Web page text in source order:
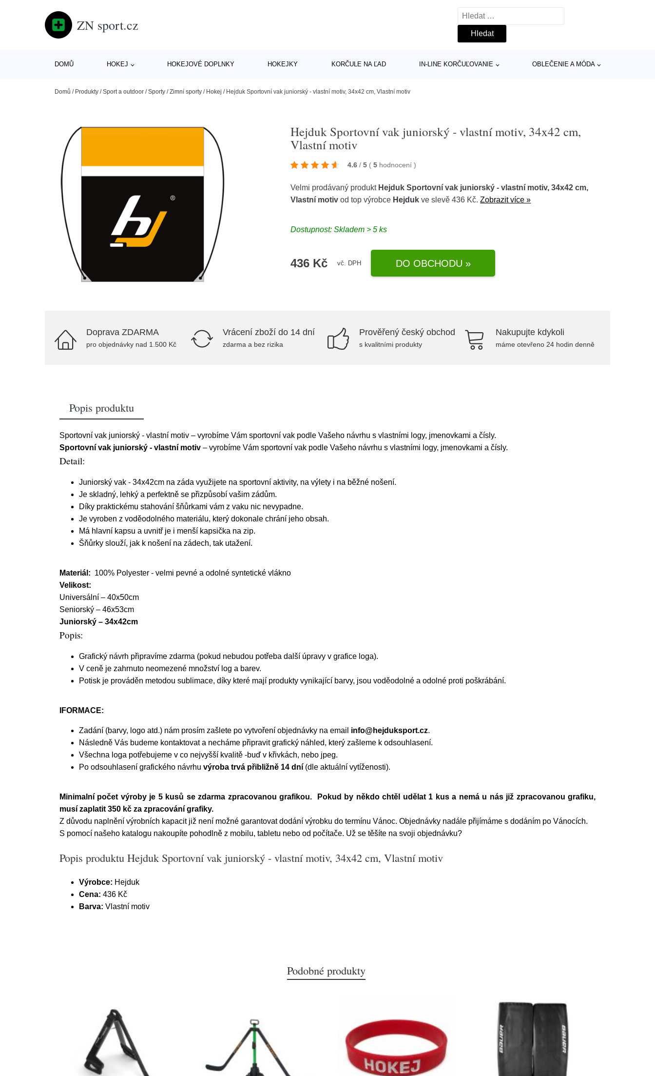
ZN sport.cz
Vyhledávání
DOMŮ HOKEJ HOKEJOVÉ DOPLNKY HOKEJKY KORČULE NA ĽAD IN-LINE KORČUĽOVANIE OBLEČENIE A MÓDA
Domů / Produkty /Sport a outdoor /Sporty /Zimní sporty / Hokej / Hejduk Sportovní vak juniorský - vlastní motiv, 34x42 cm, Vlastní motiv
Hejduk Sportovní vak juniorský - vlastní motiv, 34x42 cm,
Vlastní motiv
4.6 / 5 ( 5 hodnocení)
Velmi prodávaný produkt Hejduk Sportovní vak juniorský - vlastní motiv, 34x42 cm,
Vlastní motiv od top výrobce Hejduk ve slevě 436 Kč.Zobrazit více »
Dostupnost: Skladem > 5 ks
436 Kč vč. DPH DO OBCHODU »
Doprava ZDARMA
pro objednávky nad 1.500 Kč
Vrácení zboží do 14 dní
zdarma a bez rizika
Prověřený český obchod
s kvalitními produkty
Nakupujte kdykoli
máme otevřeno 24 hodin denně
Popis produktu
Sportovní vak juniorský - vlastní motiv – vyrobíme Vám sportovní vak podle Vašeho návrhu s vlastními logy, jmenovkami a čísly.
Sportovní vak juniorský - vlastní motiv – vyrobíme Vám sportovní vak podle Vašeho návrhu s vlastními logy, jmenovkami a čísly.
Detail:
Juniorský vak - 34x42cm na záda využijete na sportovní aktivity, na výlety i na běžné nošení.
Je skladný, lehký a perfektně se přizpůsobí vašim zádům.
Díky praktickému stahování šňůrkami vám z vaku nic nevypadne.
Je vyroben z voděodolného materiálu, který dokonale chrání jeho obsah.
Má hlavní kapsu a uvnitř je i menší kapsička na zip.
Šňůrky slouží, jak k nošení na zádech, tak utažení.
Materiál: 100% Polyester - velmi pevné a odolné syntetické vlákno
Velikost:
Universální – 40x50cm
Seniorský – 46x53cm
Juniorský – 34x42cm
Popis:
Grafický návrh připravíme zdarma (pokud nebudou potřeba další úpravy v grafice loga).
V ceně je zahrnuto neomezené množství log a barev.
Potisk je prováděn metodou sublimace, díky které mají produkty vynikající barvy, jsou voděodolné a odolné proti poškrábání.
IFORMACE:
Zadání (barvy, logo atd.) nám prosím zašlete po vytvoření objednávky na email info@hejduksport.cz.
Následně Vás budeme kontaktovat a necháme připravit grafický náhled, který zašleme k odsouhlasení.
Všechna loga potřebujeme v co nejvyšší kvalitě -buď v křivkách, nebo jpeg.
Po odsouhlasení grafického návrhu výroba trvá přibližně 14 dní (dle aktuální vytíženosti).
Minimalní počet výroby je 5 kusů se zdarma zpracovanou grafikou. Pokud by někdo chtěl udělat 1 kus a nemá u nás již zpracovanou grafiku,
musí zaplatit 350 kč za zpracování grafiky.
Z důvodu naplnění výrobních kapacit již není možné garantovat dodání výrobku do termínu Vánoc. Objednávky nadále přijímáme s dodáním po Vánocích.
S pomocí našeho katalogu nakoupíte pohodlně z mobilu, tabletu nebo od počítače. Už se těšíte na svoji objednávku?
Popis produktu Hejduk Sportovní vak juniorský - vlastní motiv, 34x42 cm, Vlastní motiv
Výrobce: Hejduk
Cena: 436 Kč
Barva: Vlastní motiv
Podobné produkty